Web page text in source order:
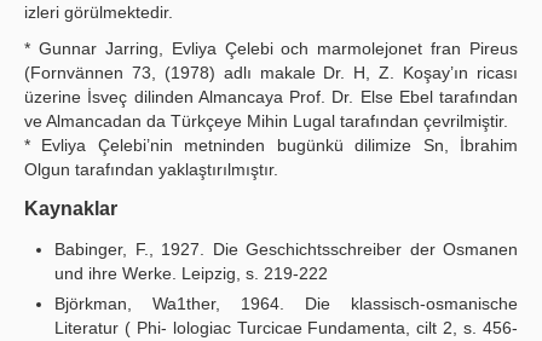
izleri görülmektedir.
* Gunnar Jarring, Evliya Çelebi och marmolejonet fran Pireus
(Fornvännen 73, (1978) adlı makale Dr. H, Z. Koşay’ın ricası
üzerine İsveç dilinden Almancaya Prof. Dr. Else Ebel tarafından
ve Almancadan da Türkçeye Mihin Lugal tarafından çevrilmiştir.
* Evliya Çelebi’nin metninden bugünkü dilimize Sn, İbrahim
Olgun tarafından yaklaştırılmıştır.
Kaynaklar
Babinger, F., 1927. Die Geschichtsschreiber der Osmanen
und ihre Werke. Leipzig, s. 219-222
Björkman, Wa1ther, 1964. Die klassisch-osmanische
Literatur ( Phi- lologiac Turcicae Fundamenta, cilt 2, s. 456-